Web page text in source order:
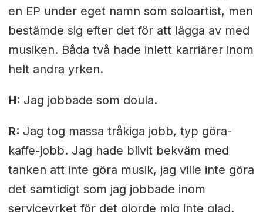
en EP under eget namn som soloartist, men
bestämde sig efter det för att lägga av med
musiken. Båda två hade inlett karriärer inom
helt andra yrken.
H: Jag jobbade som doula.
R: Jag tog massa tråkiga jobb, typ göra-
kaffe-jobb. Jag hade blivit bekväm med
tanken att inte göra musik, jag ville inte göra
det samtidigt som jag jobbade inom
serviceyrket för det gjorde mig inte glad.